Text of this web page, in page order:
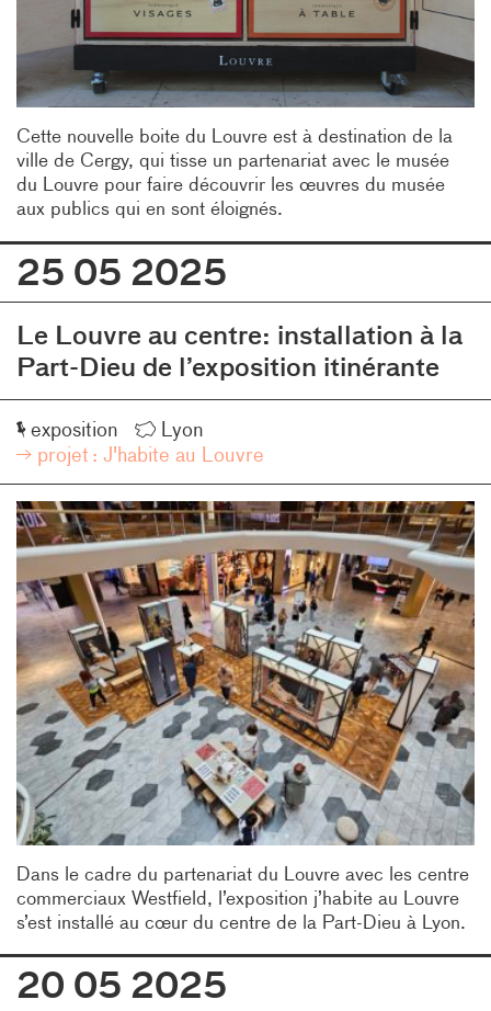
Cette nouvelle boite du Louvre est à destination de la
ville de Cergy, qui tisse un partenariat avec le musée
du Louvre pour faire découvrir les œuvres du musée
aux publics qui en sont éloignés.
25 05 2025
Le Louvre au centre: installation à la
Part-Dieu de l’exposition itinérante
Événement
exposition Lieu
Lyon
projet : J'habite au Louvre
Dans le cadre du partenariat du Louvre avec les centre
commerciaux Westfield, l’exposition j’habite au Louvre
s’est installé au cœur du centre de la Part-Dieu à Lyon.
20 05 2025